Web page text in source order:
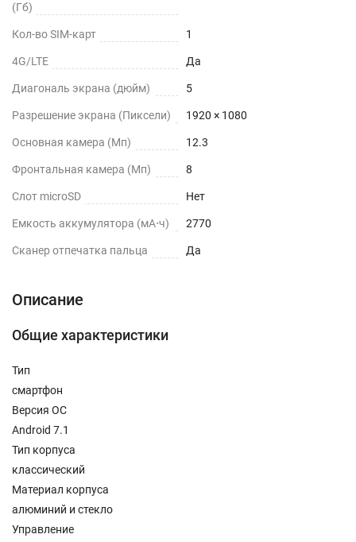
(Гб)
Кол-во SIM-карт 1
4G/LTE Да
Диагональ экрана (дюйм) 5
Разрешение экрана (Пиксели) 1920 × 1080
Основная камера (Мп) 12.3
Фронтальная камера (Мп) 8
Слот microSD Нет
Емкость аккумулятора (мА⋅ч) 2770
Сканер отпечатка пальца Да
Описание
Общие характеристики
Тип
смартфон
Версия ОС
Android 7.1
Тип корпуса
классический
Материал корпуса
алюминий и стекло
Управление